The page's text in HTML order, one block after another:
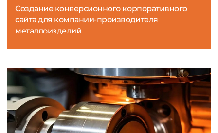
Создание конверсионного корпоративного
сайта для компании-производителя
металлоизделий